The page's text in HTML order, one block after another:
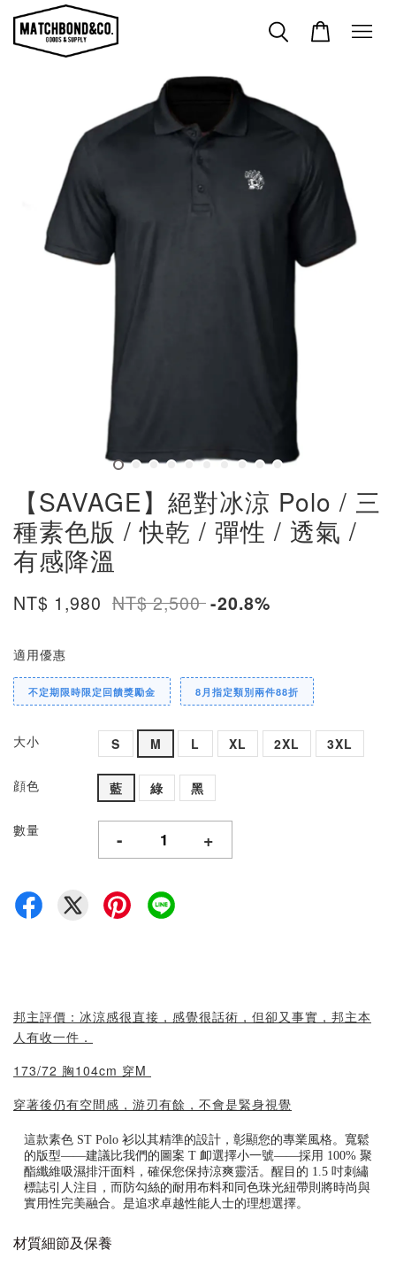
【SAVAGE】絕對冰涼 Polo / 三
種素色版 / 快乾 / 彈性 / 透氣 /
有感降溫
NT$ 1,980 NT$ 2,500-20.8%
適用優惠
不定期限時限定回饋獎勵金 8月指定類別兩件88折
大小 S M L XL 2XL 3XL
顔色 藍 綠 黑
數量 - +
邦主評價：冰涼感很直接，感覺很話術，但卻又事實，邦主本
人有收一件．
173/72 胸104cm 穿M
穿著後仍有空間感，游刃有餘，不會是緊身視覺
這款素色 ST Polo 衫以其精準的設計，彰顯您的專業風格。寬鬆
的版型——建議比我們的圖案 T 卹選擇小一號——採用 100% 聚
酯纖維吸濕排汗面料，確保您保持涼爽靈活。醒目的 1.5 吋刺繡
標誌引人注目，而防勾絲的耐用布料和同色珠光紐帶則將時尚與
實用性完美融合。是追求卓越性能人士的理想選擇。
材質細節及保養